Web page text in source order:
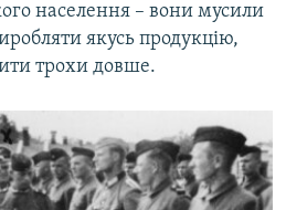
населення – вони мусили
якусь продукцію,
трохи довше.